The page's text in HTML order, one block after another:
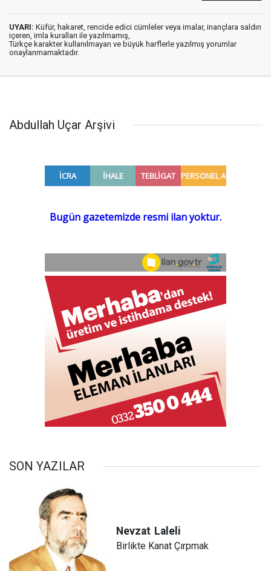
UYARI: Küfür, hakaret, rencide edici cümleler veya imalar, inançlara saldırı
içeren, imla kuralları ile yazılmamış,
Türkçe karakter kullanılmayan ve büyük harflerle yazılmış yorumlar
onaylanmamaktadır.
Abdullah Uçar Arşivi
SON YAZILAR
Nevzat Laleli
Birlikte Kanat Çırpmak